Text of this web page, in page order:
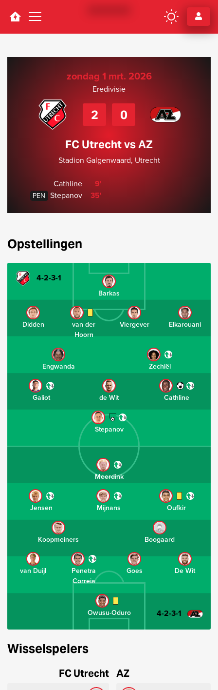
Navigation
zondag 1 mrt. 2026
Eredivisie
2 0
FC Utrecht vs AZ
Stadion Galgenwaard, Utrecht
Cathline 9'
PEN Stepanov 35'
Opstellingen
4-2-3-1
Barkas
Didden
van der
Hoorn
Viergever Elkarouani
Engwanda Zechiël
Galiot de Wit Cathline
Stepanov
Owusu-Oduro
De Wit
Goes
Penetra
Correia
van Duijl
Boogaard
Koopmeiners
Oufkir
Mijnans
Jensen
Meerdink
4-2-3-1
Wisselspelers
FC Utrecht AZ